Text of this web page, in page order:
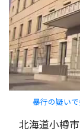
暴行の疑い
北海道小樽市